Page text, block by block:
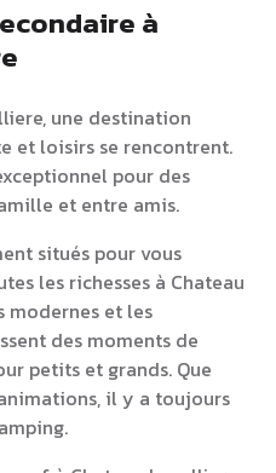
à
une destination
et loisirs se rencontrent.
pour des
et entre amis.
situés pour vous
les richesses à Chateau
modernes et les
des moments de
petits et grands. Que
il y a toujours